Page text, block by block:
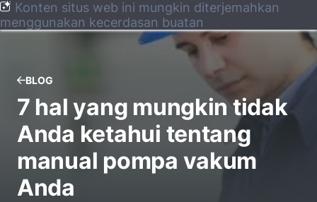
Konten situs web ini mungkin diterjemahkan
menggunakan kecerdasan buatan
BLOG
7 hal yang mungkin tidak
Anda ketahui tentang
manual pompa vakum
Anda